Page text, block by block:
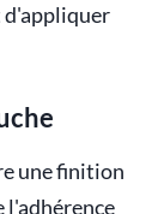
d'appliquer
une finition
l'adhérence